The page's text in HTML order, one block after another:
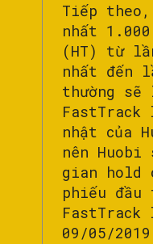
Tiếp
nhất
(HT) từ
nhất đến
thường
FastTrack
nhật của
nên
gian hold
phiếu
09/05/